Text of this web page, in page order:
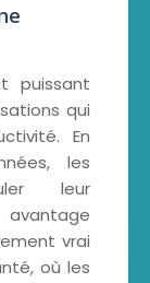
puissant
qui
En
les
leur
vrai
où les